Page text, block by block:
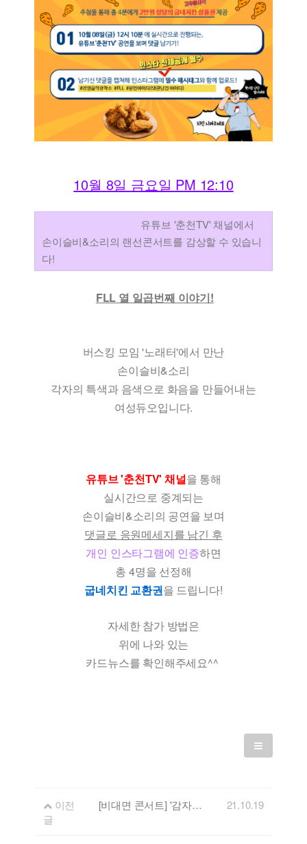
10월 8일 금요일 PM 12:10
유튜브 '춘천TV' 채널에서
손이슬비&소리의 랜선콘서트를 감상할 수 있습니
다!
FLL 열 일곱번째 이야기!
버스킹 모임 '노래터'에서 만난
손이슬비&소리
각자의 특색과 음색으로 화음을 만들어내는
여성듀오입니다.
유튜브 '춘천TV' 채널을 통해
실시간으로 중계되는
손이슬비&소리의 공연을 보며
댓글로 응원메세지를 남긴 후
개인 인스타그램에 인증하면
총 4명을 선정해
굽네치킨 교환권을 드립니다!
자세한 참가 방법은
위에 나와 있는
카드뉴스를 확인해주세요^^
이전
글
[비대면 콘서트] '감자국 페스타' 개최 안내 21.10.19